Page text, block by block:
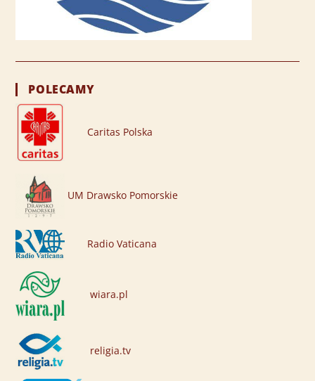
POLECAMY
Caritas Polska
UM Drawsko Pomorskie
Radio Vaticana
wiara.pl
religia.tv